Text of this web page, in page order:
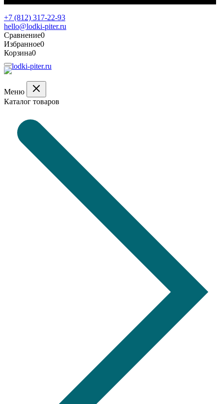
+7 (812) 317-22-93
hello@lodki-piter.ru
Сравнение0
Избранное0
Корзина0
Меню
Каталог товаров